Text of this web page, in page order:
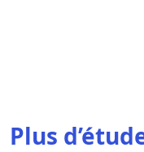
Plus